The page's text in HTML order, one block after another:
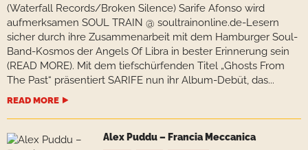
(Waterfall Records/Broken Silence) Sarife Afonso wird
aufmerksamen SOUL TRAIN @ soultrainonline.de-Lesern
sicher durch ihre Zusammenarbeit mit dem Hamburger Soul-
Band-Kosmos der Angels Of Libra in bester Erinnerung sein
(READ MORE). Mit dem tiefschürfenden Titel „Ghosts From
The Past“ präsentiert SARIFE nun ihr Album-Debüt, das...
READ MORE
Alex Puddu – Francia Meccanica